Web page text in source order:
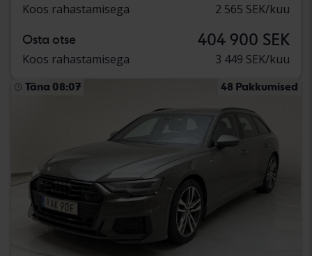
Koos rahastamisega 2 565 SEK/kuu
Osta otse 404 900 SEK
Koos rahastamisega 3 449 SEK/kuu
Täna 08:07 48 Pakkumised